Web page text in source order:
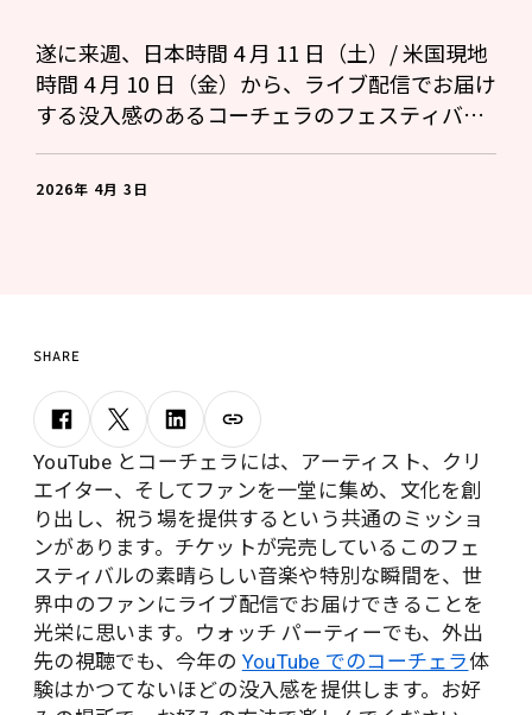
遂に来週、日本時間 4 月 11 日（土）/ 米国現地
時間 4 月 10 日（金）から、ライブ配信でお届け
する没入感のあるコーチェラのフェスティバル
全 2 週、全 7 ステージから選べるパフォーマン
スなどをぜひお楽しみください。今すぐリマイ
2026年 4月 3日
SHARE
YouTube とコーチェラには、アーティスト、クリ
エイター、そしてファンを一堂に集め、文化を創
り出し、祝う場を提供するという共通のミッショ
ンがあります。チケットが完売しているこのフェ
スティバルの素晴らしい音楽や特別な瞬間を、世
界中のファンにライブ配信でお届けできることを
光栄に思います。ウォッチ パーティーでも、外出
先の視聴でも、今年の YouTube でのコーチェラ体
験はかつてないほどの没入感を提供します。お好